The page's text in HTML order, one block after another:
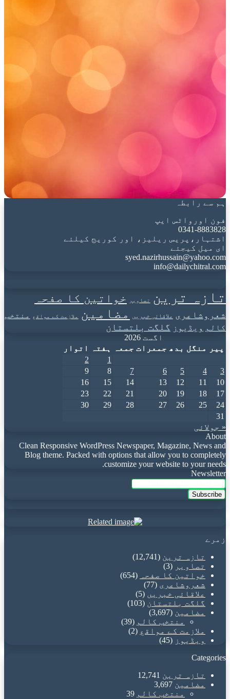
ہم سے رابطہ
فون اورواٹس ایپ
0341-8883828
اشتہار،پریس ریلیز، اور کوریج کیلئے
ای میل کیجئے
syed.nazirhussain@yahoo.com
info@dailychitral.com
تازہ ترین تصاویر خواتین کا صفحہ
شعروشاعری علاقائی خبریں مضامین ملازمت کے مواقع
منتخب
کالم ویڈیوز گلگت بلتستان
اگست 2026
پیر
منگل بدھ جمعرات جمعہ ہفتہ
اتوار
1
2
3
4
5
6
7
8
9
10
11
12
13
14
15
16
17
18
19
20
21
22
23
24
25
26
27
28
29
30
31
« جولائی
About
Clean Responsive WordPress Newspaper, Magazine, News and
Blog theme. Packed with options that allow you to completely
customize your website to your needs.
Newsletter
Enter
your
Email
زمرے
تازہ ترین (12,741)
تصاویر (3)
خواتین کا صفحہ
(654)
شعروشاعری (77)
علاقائی خبریں (5)
گلگت بلتستان (103)
مضامین (3,697)
منتخب کالم (39)
ملازمت کے مواقع (2)
ویڈیوز (45)
Categories
تازہ ترین 12,741
مضامین 3,697
منتخب کالم 39